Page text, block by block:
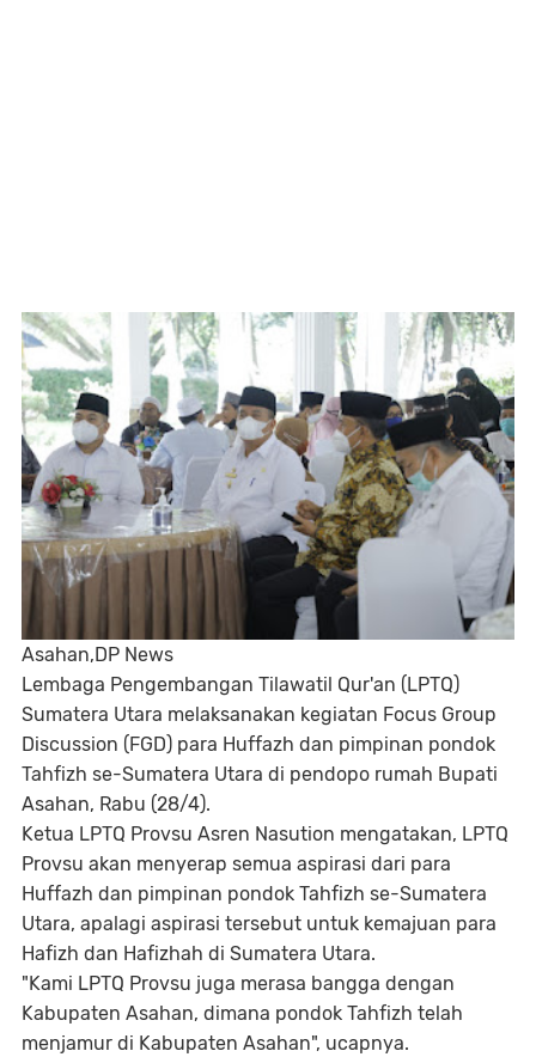
Asahan,DP News
Lembaga Pengembangan Tilawatil Qur'an (LPTQ)
Sumatera Utara melaksanakan kegiatan Focus Group
Discussion (FGD) para Huffazh dan pimpinan pondok
Tahfizh se-Sumatera Utara di pendopo rumah Bupati
Asahan, Rabu (28/4).
Ketua LPTQ Provsu Asren Nasution mengatakan, LPTQ
Provsu akan menyerap semua aspirasi dari para
Huffazh dan pimpinan pondok Tahfizh se-Sumatera
Utara, apalagi aspirasi tersebut untuk kemajuan para
Hafizh dan Hafizhah di Sumatera Utara.
"Kami LPTQ Provsu juga merasa bangga dengan
Kabupaten Asahan, dimana pondok Tahfizh telah
menjamur di Kabupaten Asahan", ucapnya.